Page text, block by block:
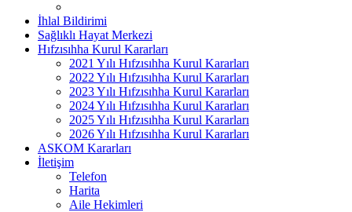
İhlal Bildirimi
Sağlıklı Hayat Merkezi
Hıfzısıhha Kurul Kararları
2021 Yılı Hıfzısıhha Kurul Kararları
2022 Yılı Hıfzısıhha Kurul Kararları
2023 Yılı Hıfzısıhha Kurul Kararları
2024 Yılı Hıfzısıhha Kurul Kararları
2025 Yılı Hıfzısıhha Kurul Kararları
2026 Yılı Hıfzısıhha Kurul Kararları
ASKOM Kararları
İletişim
Telefon
Harita
Aile Hekimleri